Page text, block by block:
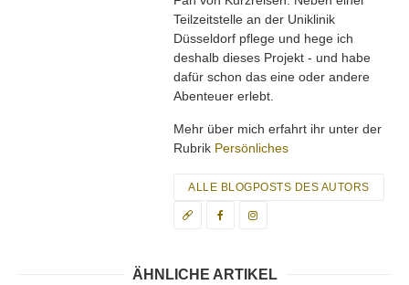
Teilzeitstelle an der Uniklinik
Düsseldorf pflege und hege ich
deshalb dieses Projekt - und habe
dafür schon das eine oder andere
Abenteuer erlebt.
Mehr über mich erfahrt ihr unter der
Rubrik Persönliches
ALLE BLOGPOSTS DES AUTORS
ÄHNLICHE ARTIKEL